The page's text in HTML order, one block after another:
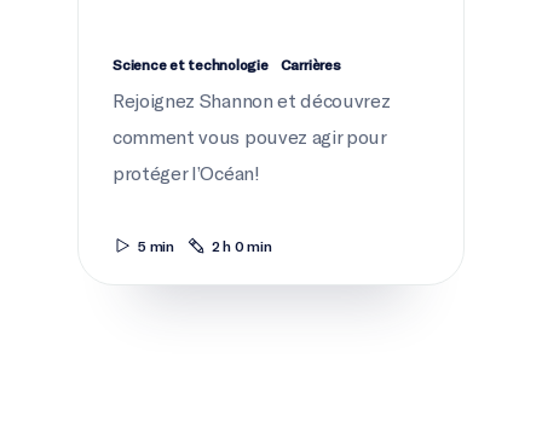
Science et technologie Carrières
Rejoignez Shannon et découvrez
comment vous pouvez agir pour
protéger l’Océan!
5 min 2 h 0 min